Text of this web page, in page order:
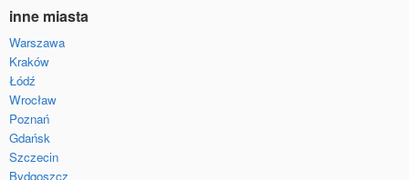
inne miasta
Warszawa
Kraków
Łódź
Wrocław
Poznań
Gdańsk
Szczecin
Bydgoszcz